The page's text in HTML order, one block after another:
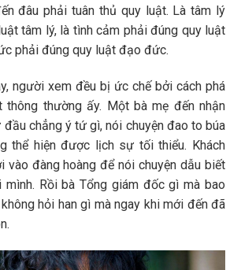
đâu phải tuân thủ quy luật. Là tâm lý
tâm lý, là tình cảm phải đúng quy luật
phải đúng quy luật đạo đức.
người xem đều bị ức chế bởi cách phá
thông thường ấy. Một bà mẹ đến nhận
chẳng ý tứ gì, nói chuyện đao to búa
thể hiện được lịch sự tối thiểu. Khách
vào đàng hoàng để nói chuyện dẫu biết
Rồi bà Tổng giám đốc gì mà bao
hỏi han gì mà ngay khi mới đến đã